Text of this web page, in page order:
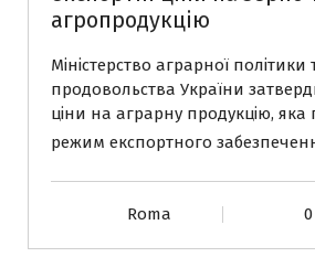
агропродукцію
Міністерство аграрної політики
продовольства України
ціни на аграрну продукцію, яка
режим експортного
Roma